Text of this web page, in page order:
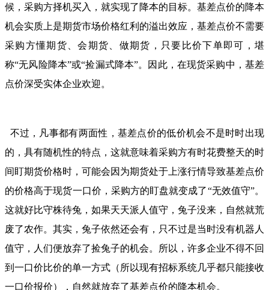
候，采购方择机买入，就实现了降本的目标。基差点价的降本
机会实质上是期货市场价格红利的溢出效应，基差点价不需要
采购方懂期货、会期货、做期货，只要比价下单即可，堪
称“无风险降本”或“捡漏式降本”。因此，在现货采购中，基差
点价深受实体企业欢迎。
不过，凡事都有两面性，基差点价的低价机会不是时时出现
的，具有随机性的特点，这就意味着采购方有时花费整天的时
间盯期货价格时，可能会因为期货处于上涨行情导致基差点价
的价格高于现货一口价，采购方的盯盘就变成了“无效值守”。
这就好比守株待兔，如果天天派人值守，兔子没来，自然就荒
废了农作。其实，兔子依然还会有，只不过是当时没有机器人
值守，人们便放弃了捡兔子的机会。所以，许多企业不得不回
到一口价比价的单一方式（所以现有招标系统几乎都只能接收
一口价报价），自然就放弃了基差点价的降本机会。